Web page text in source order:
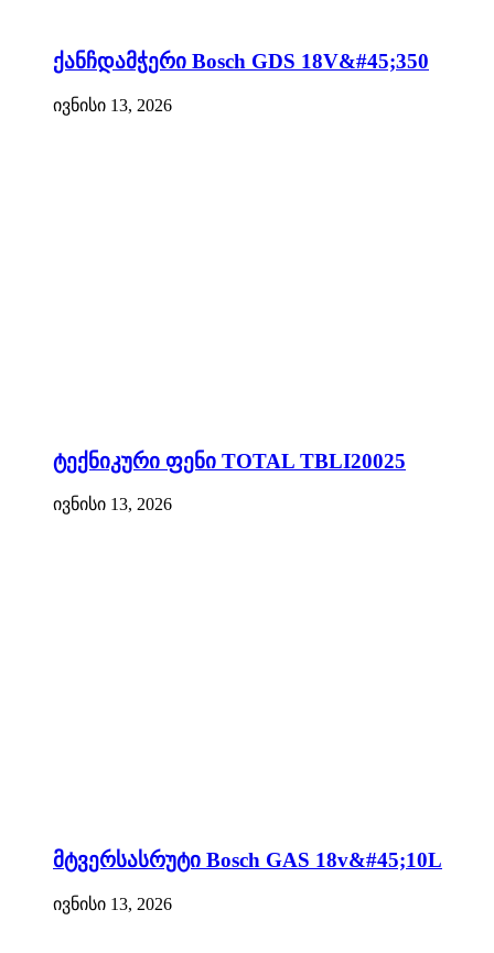
ქანჩდამჭერი Bosch GDS 18V&#45;350
ივნისი 13, 2026
ტექნიკური ფენი TOTAL TBLI20025
ივნისი 13, 2026
მტვერსასრუტი Bosch GAS 18v&#45;10L
ივნისი 13, 2026